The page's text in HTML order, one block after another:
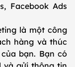
Facebook Ads
là một công
hàng và thúc
bạn. Bạn có